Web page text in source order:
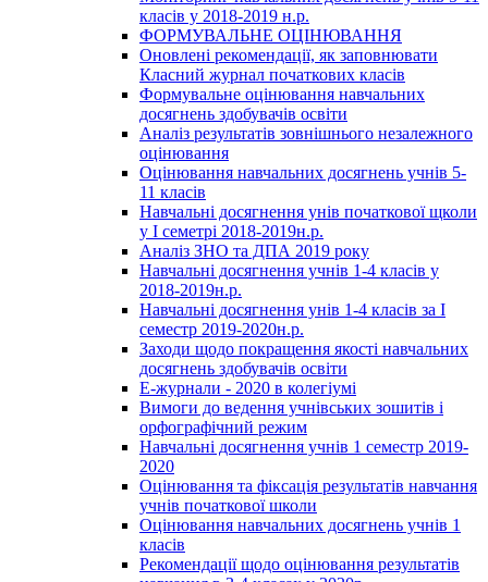
класів у 2018-2019 н.р.
ФОРМУВАЛЬНЕ ОЦІНЮВАННЯ
Оновлені рекомендації, як заповнювати
Класний журнал початкових класів
Формувальне оцінювання навчальних
досягнень здобувачів освіти
Аналіз результатів зовнішнього незалежного
оцінювання
Оцінювання навчальних досягнень учнів 5-
11 класів
Навчальні досягнення унів початкової щколи
у І семетрі 2018-2019н.р.
Аналіз ЗНО та ДПА 2019 року
Навчальні досягнення учнів 1-4 класів у
2018-2019н.р.
Навчальні досягнення унів 1-4 класів за І
семестр 2019-2020н.р.
Заходи щодо покращення якості навчальних
досягнень здобувачів освіти
Е-журнали - 2020 в колегіумі
Вимоги до ведення учнівських зошитів і
орфографічний режим
Навчальні досягнення учнів 1 семестр 2019-
2020
Оцінювання та фіксація результатів навчання
учнів початкової школи
Оцінювання навчальних досягнень учнів 1
класів
Рекомендації щодо оцінювання результатів